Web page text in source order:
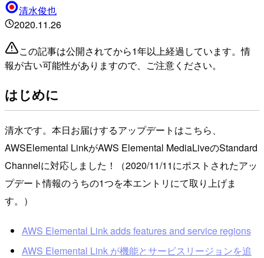
清水俊也
2020.11.26
この記事は公開されてから1年以上経過しています。情
報が古い可能性がありますので、ご注意ください。
はじめに
清水です。本日お届けするアップデートはこちら、
AWSElemental LinkがAWS Elemental MediaLiveのStandard
Channelに対応しました！（2020/11/11にポストされたアッ
プデート情報のうちの1つを本エントリにて取り上げま
す。）
AWS Elemental Link adds features and service regions
AWS Elemental Link が機能とサービスリージョンを追